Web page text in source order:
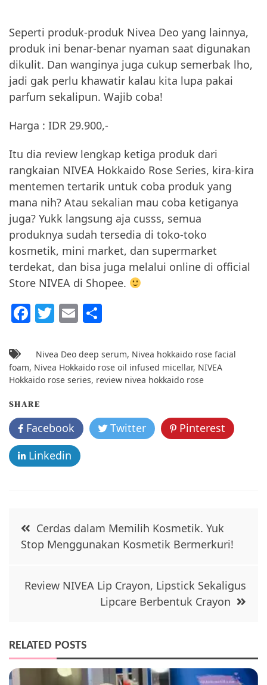
Seperti produk-produk Nivea Deo yang lainnya,
produk ini benar-benar nyaman saat digunakan
dikulit. Dan wanginya juga cukup semerbak lho,
jadi gak perlu khawatir kalau kita lupa pakai
parfum sekalipun. Wajib coba!
Harga : IDR 29.900,-
Itu dia review lengkap ketiga produk dari
rangkaian NIVEA Hokkaido Rose Series, kira-kira
mentemen tertarik untuk coba produk yang
mana nih? Atau sekalian mau coba ketiganya
juga? Yukk langsung aja cusss, semua
produknya sudah tersedia di toko-toko
kosmetik, mini market, dan supermarket
terdekat, dan bisa juga melalui online di official
Store NIVEA di Shopee.
F
c
e
b
o
o
k
T
itt
er
E
ai
l
ar
e
Nivea Deo deep serum, Nivea hokkaido rose facial
foam, Nivea Hokkaido rose oil infused micellar, NIVEA
Hokkaido rose series, review nivea hokkaido rose
SHARE
Facebook Twitter
Pinterest
Linkedin
navigation
Cerdas dalam Memilih Kosmetik. Yuk
Stop Menggunakan Kosmetik Bermerkuri!
Review NIVEA Lip Crayon, Lipstick Sekaligus
Lipcare Berbentuk Crayon
RELATED POSTS